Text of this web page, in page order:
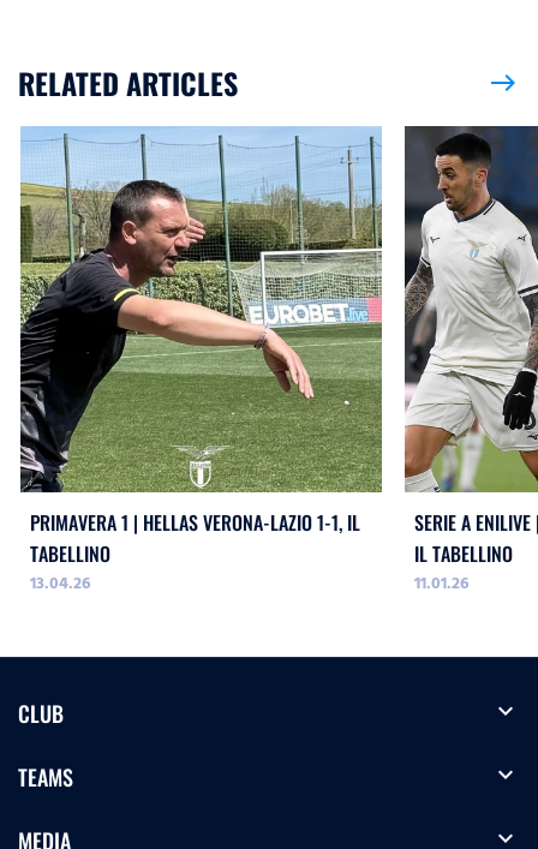
RELATED ARTICLES east
PRIMAVERA 1 | HELLAS VERONA-LAZIO 1-1, IL
TABELLINO
13.04.26
SERIE A
IL TABELLINO
11.01.26
CLUB expand_more
TEAMS expand_more
MEDIA expand_more